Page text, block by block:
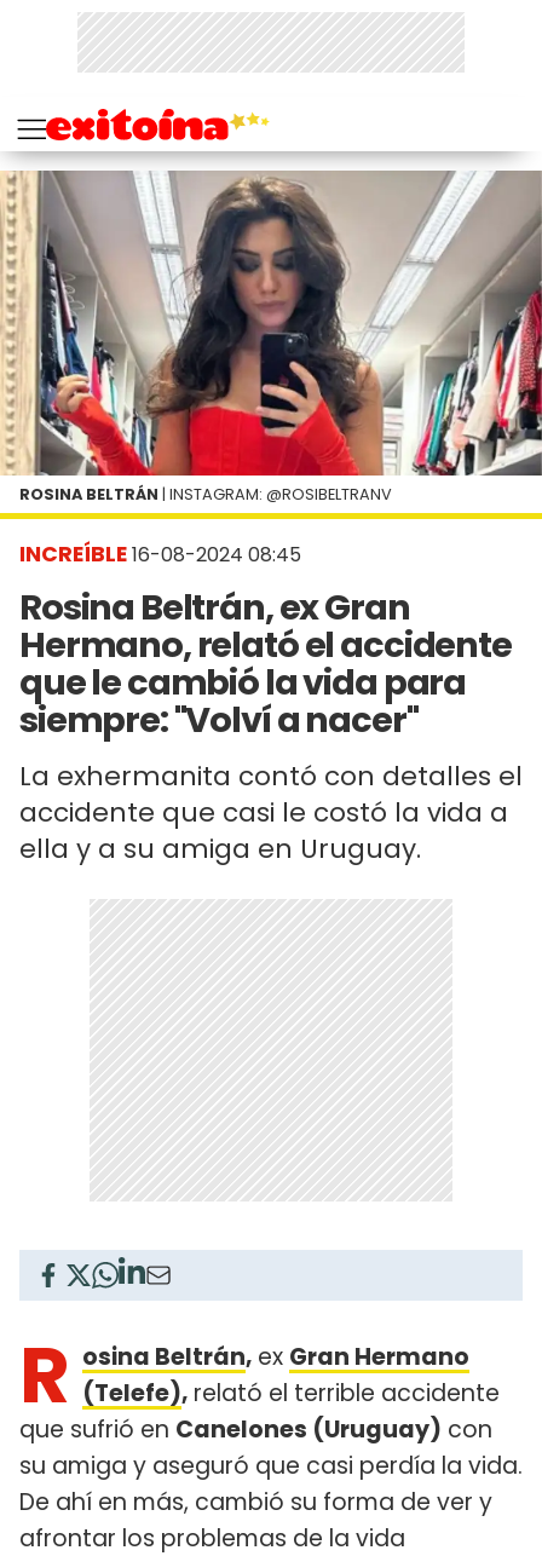
INCREÍBLE16-08-2024 08:45
Rosina Beltrán, ex Gran
Hermano, relató el accidente
que le cambió la vida para
siempre: "Volví a nacer"
La exhermanita contó con detalles el
accidente que casi le costó la vida a
ella y a su amiga en Uruguay.
ROSINA BELTRÁN | INSTAGRAM: @ROSIBELTRANV
R osina Beltrán, ex Gran Hermano
(Telefe), relató el terrible accidente
que sufrió en Canelones (Uruguay) con
su amiga y aseguró que casi perdía la vida.
De ahí en más, cambió su forma de ver y
afrontar los problemas de la vida